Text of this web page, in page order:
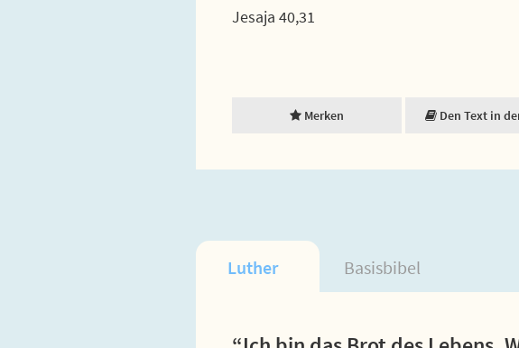
Jesaja 40,31
Merken Den Text in
Luther Basisbibel